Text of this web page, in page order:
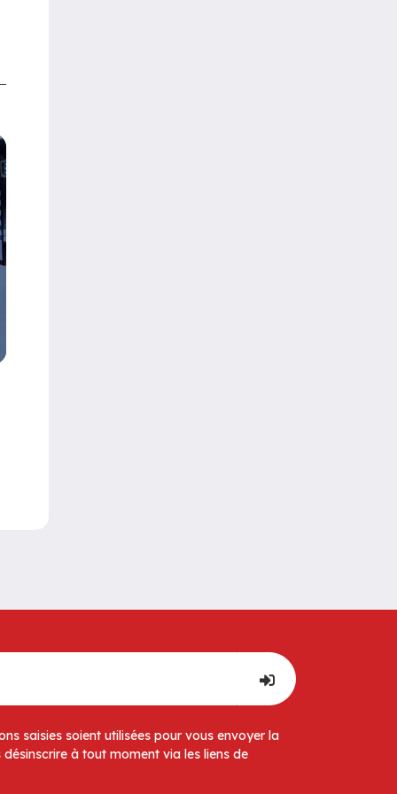
saisies soient utilisées pour vous envoyer la
à tout moment via les liens de